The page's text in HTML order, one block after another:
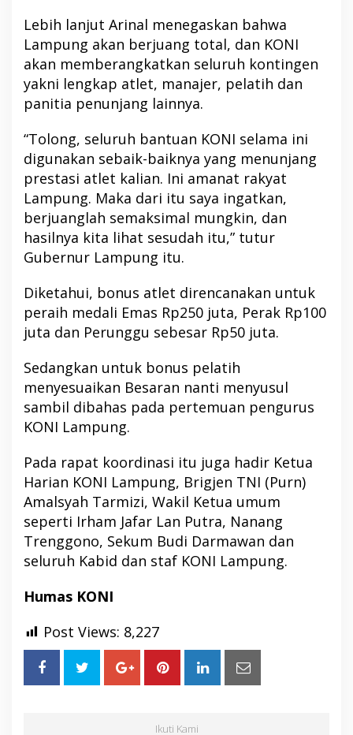
Lebih lanjut Arinal menegaskan bahwa
Lampung akan berjuang total, dan KONI
akan memberangkatkan seluruh kontingen
yakni lengkap atlet, manajer, pelatih dan
panitia penunjang lainnya.
“Tolong, seluruh bantuan KONI selama ini
digunakan sebaik-baiknya yang menunjang
prestasi atlet kalian. Ini amanat rakyat
Lampung. Maka dari itu saya ingatkan,
berjuanglah semaksimal mungkin, dan
hasilnya kita lihat sesudah itu,” tutur
Gubernur Lampung itu.
Diketahui, bonus atlet direncanakan untuk
peraih medali Emas Rp250 juta, Perak Rp100
juta dan Perunggu sebesar Rp50 juta.
Sedangkan untuk bonus pelatih
menyesuaikan Besaran nanti menyusul
sambil dibahas pada pertemuan pengurus
KONI Lampung.
Pada rapat koordinasi itu juga hadir Ketua
Harian KONI Lampung, Brigjen TNI (Purn)
Amalsyah Tarmizi, Wakil Ketua umum
seperti Irham Jafar Lan Putra, Nanang
Trenggono, Sekum Budi Darmawan dan
seluruh Kabid dan staf KONI Lampung.
Humas KONI
Post Views: 8,227
Ikuti Kami